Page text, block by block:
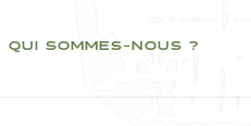
QUI SOMMES-NOUS ?